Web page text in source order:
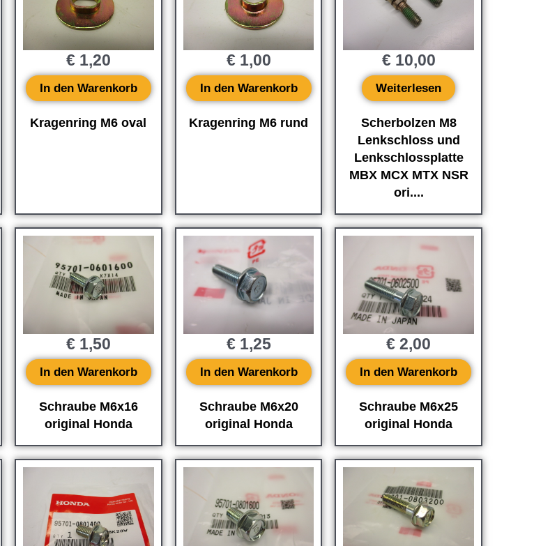
Kragenring M6 oval
€1,20
In den Warenkorb
Kragenring M6 rund
€1,00
In den Warenkorb
Scherbolzen M8
Lenkschloss und
Lenkschlossplatte
MBX MCX MTX NSR
ori....
€10,00
Weiterlesen
Schraube M6x16
original Honda
€1,50
In den Warenkorb
Schraube M6x20
original Honda
€1,25
In den Warenkorb
Schraube M6x25
original Honda
€ 2,00
In den Warenkorb